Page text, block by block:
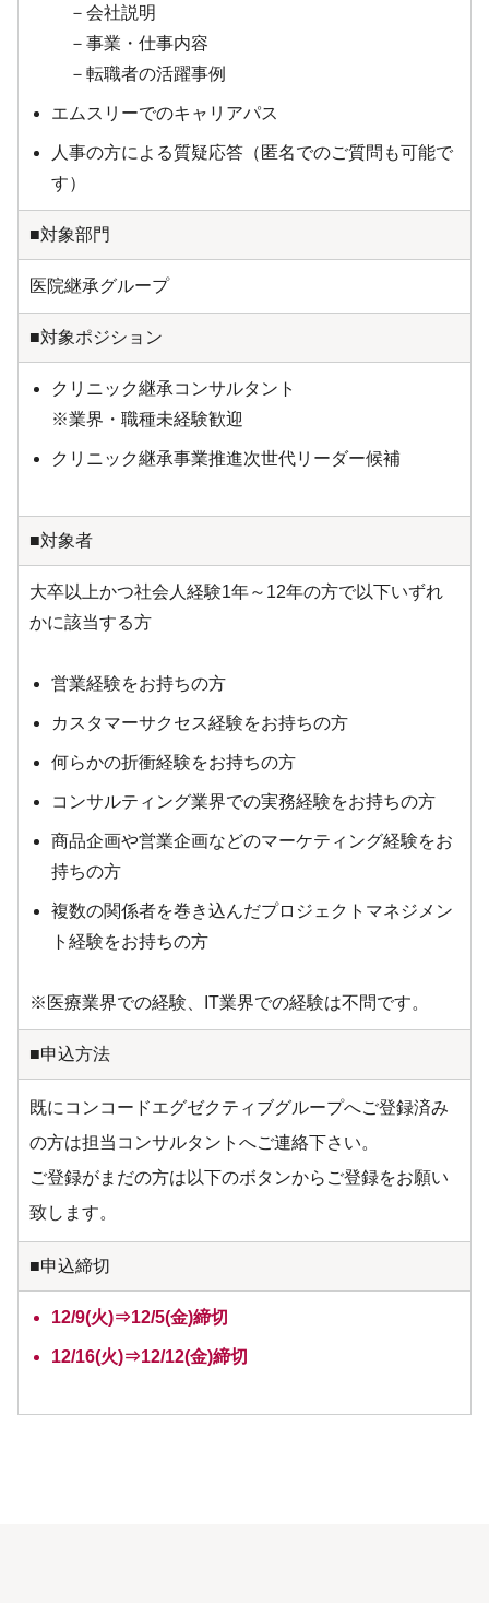
－会社説明
－事業・仕事内容
－転職者の活躍事例
エムスリーでのキャリアパス
人事の方による質疑応答（匿名でのご質問も可能で
す）
■対象部門
医院継承グループ
■対象ポジション
クリニック継承コンサルタント
※業界・職種未経験歓迎
クリニック継承事業推進次世代リーダー候補
■対象者
大卒以上かつ社会人経験1年～12年の方で以下いずれ
かに該当する方
営業経験をお持ちの方
カスタマーサクセス経験をお持ちの方
何らかの折衝経験をお持ちの方
コンサルティング業界での実務経験をお持ちの方
商品企画や営業企画などのマーケティング経験をお
持ちの方
複数の関係者を巻き込んだプロジェクトマネジメン
ト経験をお持ちの方
※医療業界での経験、IT業界での経験は不問です。
■申込方法
既にコンコードエグゼクティブグループへご登録済み
の方は担当コンサルタントへご連絡下さい。
ご登録がまだの方は以下のボタンからご登録をお願い
致します。
■申込締切
12/9(火)⇒12/5(金)締切
12/16(火)⇒12/12(金)締切